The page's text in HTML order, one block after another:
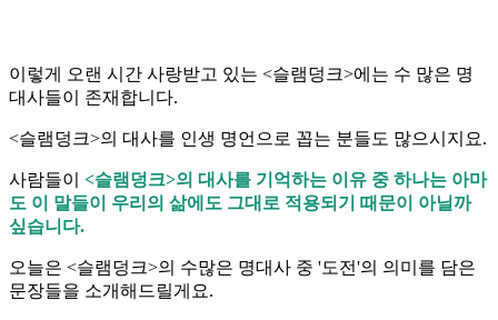
이렇게 오랜 시간 사랑받고 있는 <슬램덩크>에는 수 많은 명
대사들이 존재합니다.
<슬램덩크>의 대사를 인생 명언으로 꼽는 분들도 많으시지요.
사람들이 <슬램덩크>의 대사를 기억하는 이유 중 하나는 아마
도 이 말들이 우리의 삶에도 그대로 적용되기 때문이 아닐까
싶습니다.
오늘은 <슬램덩크>의 수많은 명대사 중 '도전'의 의미를 담은
문장들을 소개해드릴게요.